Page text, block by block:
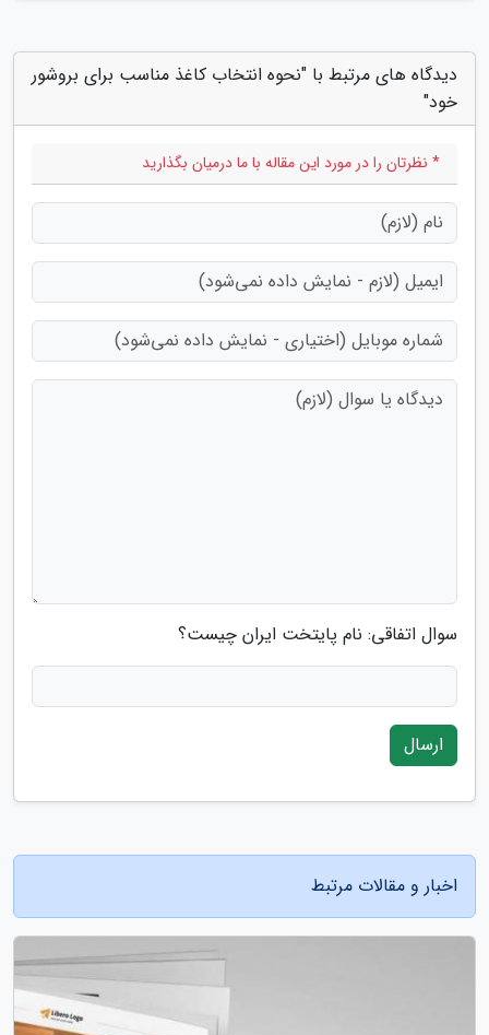
دیدگاه های مرتبط با "نحوه انتخاب کاغذ مناسب برای بروشور
خود"
* نظرتان را در مورد این مقاله با ما درمیان بگذارید
سوال اتفاقی: نام پایتخت ایران چیست؟
ارسال
اخبار و مقالات مرتبط